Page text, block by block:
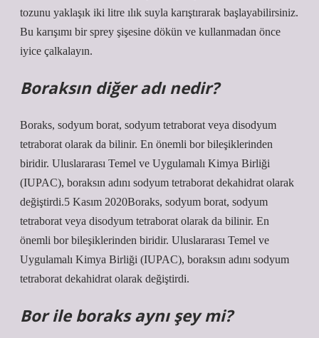
tozunu yaklaşık iki litre ılık suyla karıştırarak başlayabilirsiniz.
Bu karışımı bir sprey şişesine dökün ve kullanmadan önce
iyice çalkalayın.
Boraksın diğer adı nedir?
Boraks, sodyum borat, sodyum tetraborat veya disodyum
tetraborat olarak da bilinir. En önemli bor bileşiklerinden
biridir. Uluslararası Temel ve Uygulamalı Kimya Birliği
(IUPAC), boraksın adını sodyum tetraborat dekahidrat olarak
değiştirdi.5 Kasım 2020Boraks, sodyum borat, sodyum
tetraborat veya disodyum tetraborat olarak da bilinir. En
önemli bor bileşiklerinden biridir. Uluslararası Temel ve
Uygulamalı Kimya Birliği (IUPAC), boraksın adını sodyum
tetraborat dekahidrat olarak değiştirdi.
Bor ile boraks aynı şey mi?